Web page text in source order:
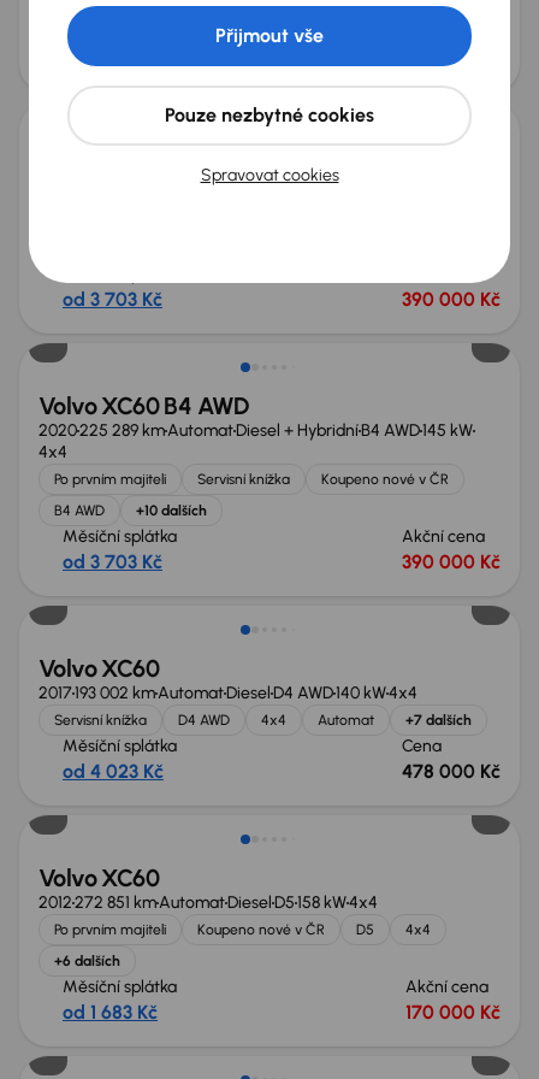
+9 dalších
Měsíční splátka
od 6 508 Kč
Akční cena
680 000 Kč
AutomatDieselD4 AWD140 kW
od 3 703 Kč 390 000 Kč
Volvo XC60 B4 AWD
2020225 289 kmAutomatDiesel + HybridníB4 AWD145 kW
4x4
Po prvním majiteli Servisní knížka
Koupeno nové v ČR
B4 AWD
+10 dalších
Měsíční splátka
od 3 703 Kč
Akční cena
390 000 Kč
Volvo XC60
2017193 002 kmAutomatDiesel D4 AWD140 kW4x4
Servisní knížka D4 AWD 4x4 Automat +7 dalších
Měsíční splátka
od 4 023 Kč
Cena
478 000 Kč
Volvo XC60
2012272 851 kmAutomatDiesel D5158 kW4x4
Po prvním majiteli Koupeno nové v ČR D5
4x4
+6 dalších
Měsíční splátka
od 1 683 Kč
Akční cena
170 000 Kč
Zlevněno o 30 000 Kč
Spravovat cookies
Pouze nezbytné cookies
Přijmout vše